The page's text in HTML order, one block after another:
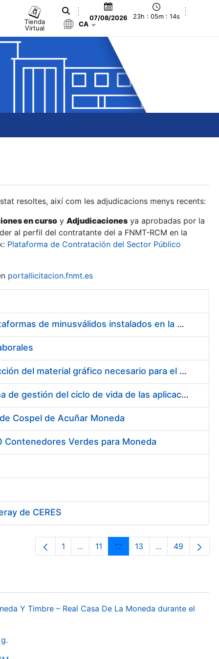
Tienda
Virtual
07/08/2026 23h : 05m : 15s
CA
resoltes, així com les adjudicacions menys recents:
en curso y Adjudicaciones ya aprobadas por la
al perfil del contratante del a FNMT-RCM en la
Plataforma de Contratación del Sector Público
portallicitacion.fnmt.es
Servicio de Mantenimiento de los ascensores, montacargas y plataformas de minusválidos instalados en la FNMT-RCM
Suscripción de acuerdo marco para el servicio de diseño y producción del material gráfico necesario para el desarrollo de la actividad comercial, institucional y cultural de la entidad pública empresarial Fábrica Nacional de Moneda y Timbre-Real Casa de la Moneda (FNMT-RCM)
Servicios de consultoría para implantación por fases de un sistema de gestión del ciclo de vida de las aplicaciones en el área de desarrollo de CERES (fase 2)
Cospel de Acuñar Moneda
Contenedores Verdes para Moneda
de CERES
Pàgina
1 ...Pàgines intermèdies Utilitzeu TAB
Pàgina
11 Pàgina
12 Pàgina
13 ...PàginesPàgina
49
Y Timbre – Real Casa De La Moneda durante el